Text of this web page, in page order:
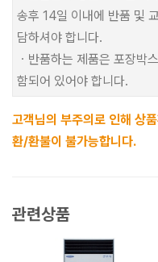
송후 14일 이내에 반품 및
담하셔야 합니다.
ㆍ반품하는 제품은 포장박
함되어 있어야 합니다.
고객님의 부주의로 인해 상
환/환불이 불가능합니다.
관련상품